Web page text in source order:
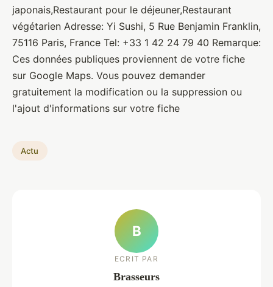
japonais,Restaurant pour le déjeuner,Restaurant
végétarien Adresse: Yi Sushi, 5 Rue Benjamin Franklin,
75116 Paris, France Tel: +33 1 42 24 79 40 Remarque:
Ces données publiques proviennent de votre fiche
sur Google Maps. Vous pouvez demander
gratuitement la modification ou la suppression ou
l'ajout d'informations sur votre fiche
Actu
B
ECRIT PAR
Brasseurs